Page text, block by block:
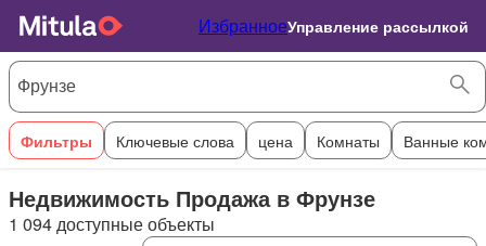
ИзбранноеУправление рассылкой
Фильтры Ключевые слова цена Комнаты Ванные
Недвижимость Продажа в Фрунзе
1 094 доступные объекты